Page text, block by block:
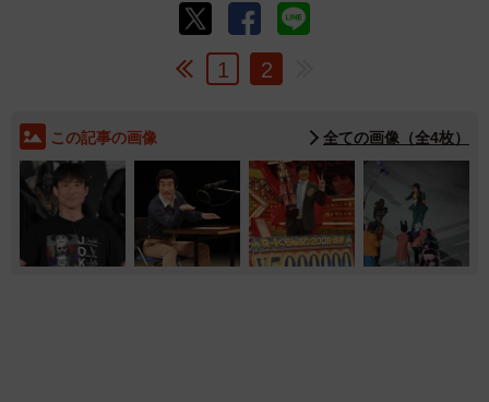
1 2
この記事の画像 全ての画像（全4枚）